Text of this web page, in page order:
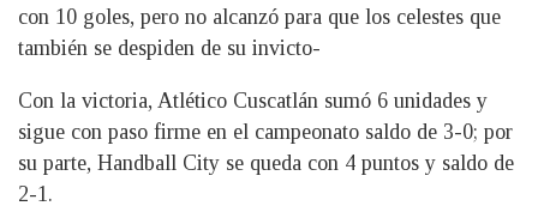
con 10 goles, pero no alcanzó para que los celestes que
también se despiden de su invicto-
Con la victoria, Atlético Cuscatlán sumó 6 unidades y
sigue con paso firme en el campeonato saldo de 3-0; por
su parte, Handball City se queda con 4 puntos y saldo de
2-1.